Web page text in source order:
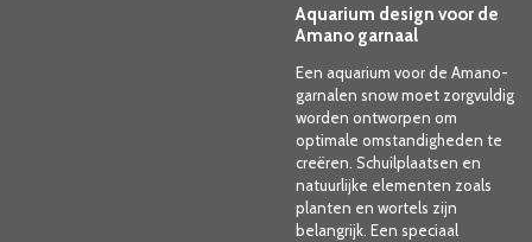
Aquarium design voor de
Amano garnaal
Een aquarium voor de Amano-
garnalen snow moet zorgvuldig
worden ontworpen om
optimale omstandigheden te
creëren. Schuilplaatsen en
natuurlijke elementen zoals
planten en wortels zijn
belangrijk. Een speciaal